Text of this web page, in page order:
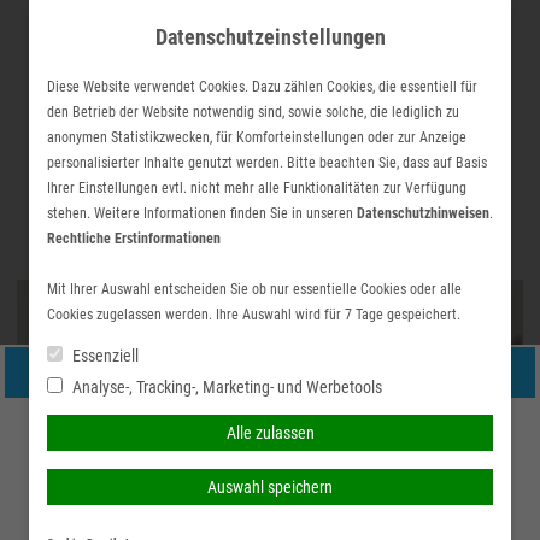
content
Suchen
Aktuelles
persönliche Beratung und
möchte Kontakt mit einem
Ich verzichte auf eine
persönliche Beratung und
möchte mit dem Besuch
Datenschutzeinstellungen
Diese Website verwendet Cookies. Dazu zählen Cookies, die essentiell für
den Betrieb der Website notwendig sind, sowie solche, die lediglich zu
anonymen Statistikzwecken, für Komforteinstellungen oder zur Anzeige
personalisierter Inhalte genutzt werden. Bitte beachten Sie, dass auf Basis
Ihrer Einstellungen evtl. nicht mehr alle Funktionalitäten zur Verfügung
stehen. Weitere Informationen finden Sie in unseren Datenschutzhinweisen.
Rechtliche Erstinformationen
Mit Ihrer Auswahl entscheiden Sie ob nur essentielle Cookies oder alle
Cookies zugelassen werden. Ihre Auswahl wird für 7 Tage gespeichert.
Essenziell
Analyse-, Tracking-, Marketing- und Werbetools
Alle zulassen
Auswahl speichern